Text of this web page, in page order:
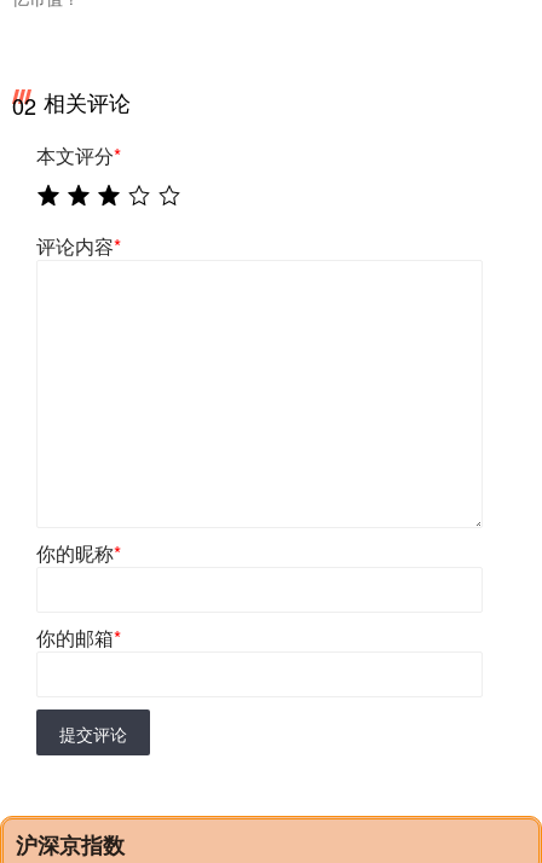
02 相关评论
本文评分*
评论内容*
你的昵称*
你的邮箱*
提交评论
沪深京指数